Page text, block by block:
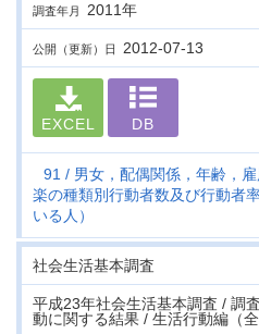
調査年月 2011年
公開（更新）日 2012-07-13
EXCEL DB
91
男女，配偶関係，年齢，
楽の種類別行動者数及び行動者
いる人）
社会生活基本調査
平成23年社会生活基本調査 / 調
動に関する結果 / 生活行動編（